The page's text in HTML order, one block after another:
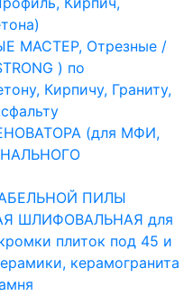
МАСТЕР, Отрезные /
) по
Кирпичу, Граниту,
(для МФИ,
ПИЛЫ
ШЛИФОВАЛЬНАЯ для
плиток под 45 и
керамогранита